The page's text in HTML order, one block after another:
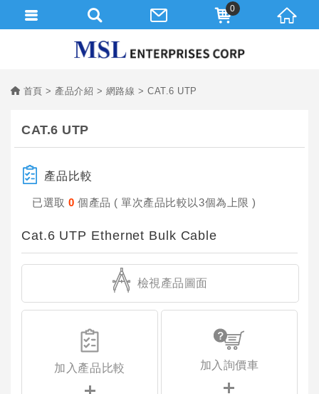
首頁 產品介紹 網路線 CAT.6 UTP
CAT.6 UTP
產品比較
已選取 0個產品 ( 單次產品比較以3個為上限 )
Cat.6 UTP Ethernet Bulk Cable
檢視產品圖面
加入產品比較 加入詢價車
0